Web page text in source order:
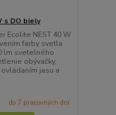
s DO biely
Ecolite NEST 40 W
farby svetla
lm svetelného
obývačky,
jasu a
do 7 pracovných dní